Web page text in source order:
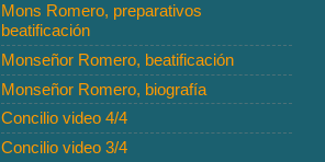
Mons Romero, preparativos
beatificación
Monseñor Romero, beatificación
Monseñor Romero, biografía
Concilio video 4/4
Concilio video 3/4